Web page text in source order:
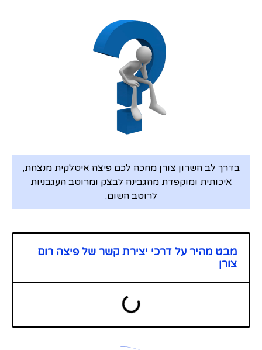
בדרך לב השרון צורן מחכה לכם פיצה איטלקית מנצחת,
איכותית ומוקפדת מהגבינה לבצק ומרוטב העגבניות
לרוטב השום.
מבט מהיר על דרכי יצירת קשר של פיצה רום
צורן